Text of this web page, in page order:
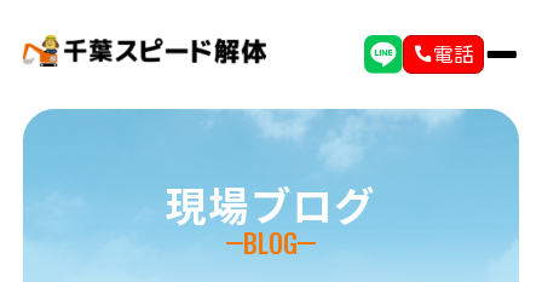
電話
現場ブログ
BLOG